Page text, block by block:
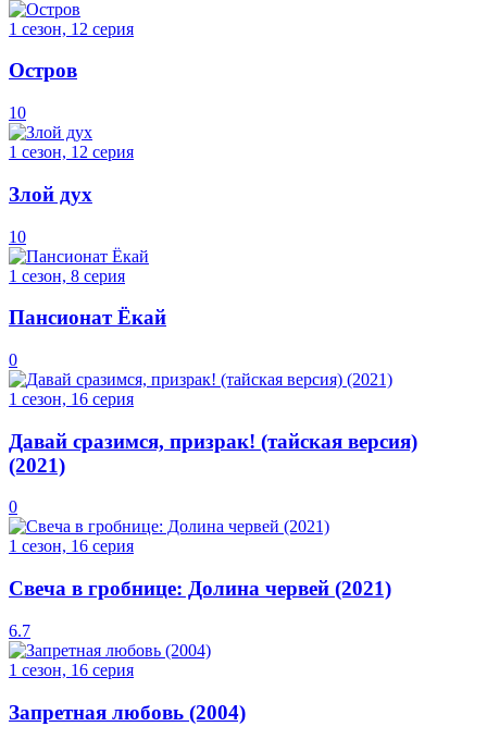
1 сезон, 12 серия
Остров
10
1 сезон, 12 серия
Злой дух
10
1 сезон, 8 серия
Пансионат Ёкай
0
1 сезон, 16 серия
Давай сразимся, призрак! (тайская версия)
(2021)
0
1 сезон, 16 серия
Свеча в гробнице: Долина червей (2021)
6.7
1 сезон, 16 серия
Запретная любовь (2004)